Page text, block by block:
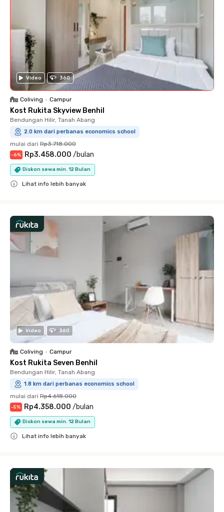
Video 360
Coliving • Campur
Kost Rukita Skyview Benhil
Bendungan Hilir, Tanah Abang
2.0 km dari perbanas economics school
mulai dari Rp3.718.000
-6% Rp3.458.000 /bulan
Diskon sewa min. 12 Bulan
Lihat info lebih banyak
Video 360
Coliving • Campur
Kost Rukita Seven Benhil
Bendungan Hilir, Tanah Abang
1.8 km dari perbanas economics school
mulai dari Rp4.618.000
-5% Rp4.358.000 /bulan
Diskon sewa min. 12 Bulan
Lihat info lebih banyak